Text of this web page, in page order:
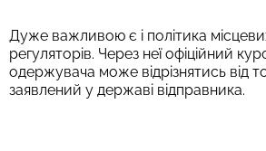
Дуже важливою є і політика
регуляторів. Через неї офіційний
одержувача може відрізнятись від
заявлений у державі відправника.